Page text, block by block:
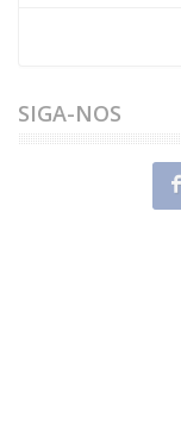
SIGA-NOS